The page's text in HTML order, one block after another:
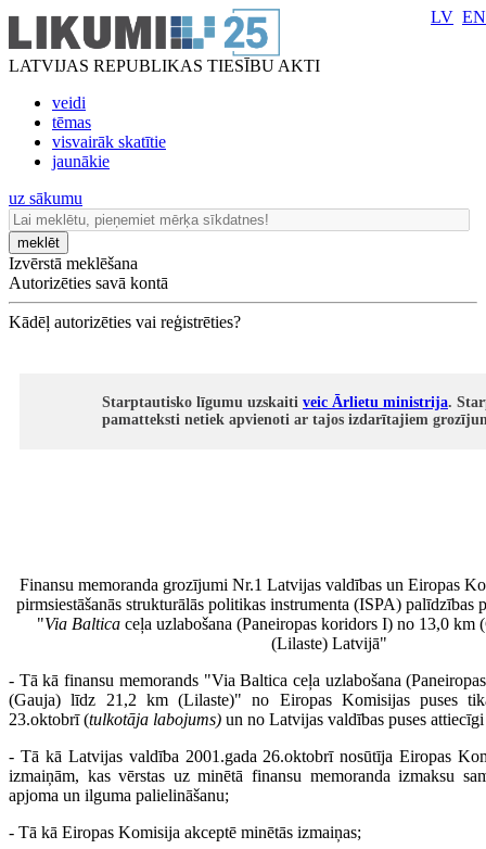
LATVIJAS REPUBLIKAS TIESĪBU AKTI
veidi
tēmas
visvairāk skatītie
jaunākie
LV EN
uz sākumu
meklēt
Izvērstā meklēšana
Autorizēties savā kontā
Kādēļ autorizēties vai reģistrēties?
Starptautisko līgumu uzskaiti veic Ārlietu ministrija.
pamatteksti netiek apvienoti ar tajos izdarītajiem
Finansu memoranda grozījumi Nr.1 Latvijas valdības un Eiropas
pirmsiestāšanās strukturālās politikas instrumenta (ISPA) palīdzības
"Via Balticaceļa uzlabošana (Paneiropas koridors I) no 13,0 km
(Lilaste) Latvijā"
- Tā kā finansu memorands "Via Baltica ceļa uzlabošana
(Gauja) līdz 21,2 km (Lilaste)" no Eiropas Komisijas puses
23.oktobrī (tulkotāja labojums) un no Latvijas valdības puses
- Tā kā Latvijas valdība 2001.gada 26.oktobrī nosūtīja Eiropas
izmaiņām, kas vērstas uz minētā finansu memoranda izmaksu
apjoma un ilguma palielināšanu;
- Tā kā Eiropas Komisija akceptē minētās izmaiņas;